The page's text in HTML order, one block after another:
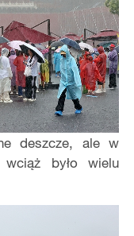
deszcze, ale w
było wielu